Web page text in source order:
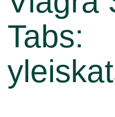
Tabs: